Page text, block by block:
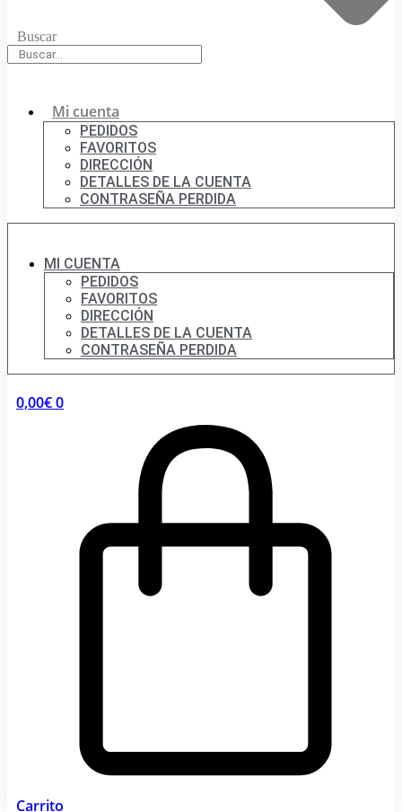
Buscar
Mi cuenta
PEDIDOS
FAVORITOS
DIRECCIÓN
DETALLES DE LA CUENTA
CONTRASEÑA PERDIDA
MI CUENTA
PEDIDOS
FAVORITOS
DIRECCIÓN
DETALLES DE LA CUENTA
CONTRASEÑA PERDIDA
0,00€0
Carrito